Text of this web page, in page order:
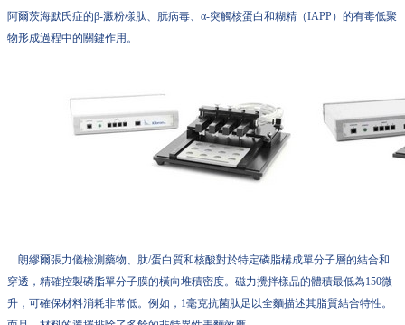
阿爾茨海默氏症的β-澱粉樣肽、朊病毒、α-突觸核蛋白和糊精（IAPP）的有毒低聚
物形成過程中的關鍵作用。
朗繆爾張力儀檢測藥物、肽/蛋白質和核酸對於特定磷脂構成單分子層的結合和
穿透，精確控製磷脂單分子膜的橫向堆積密度。磁力攪拌樣品的體積最低為150微
升，可確保材料消耗非常低。例如，1毫克抗菌肽足以全麵描述其脂質結合特性。